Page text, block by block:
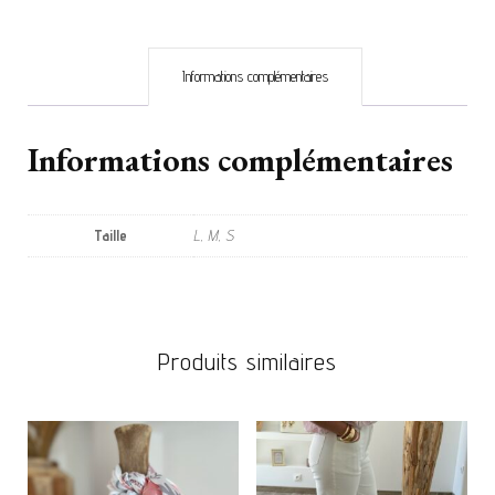
Informations complémentaires
Informations complémentaires
Taille L, M, S
Produits similaires